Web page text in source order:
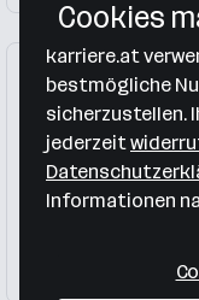
Assista
Altenhof am
Cookies
karriere.at
bestmögliche
sicherzustellen.
jederzeit
Informationen